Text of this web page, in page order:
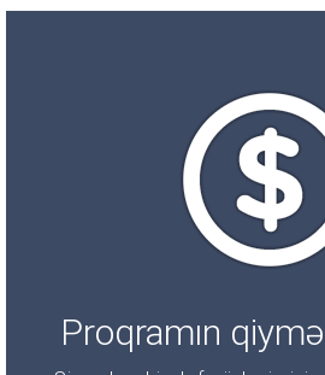
Proqramın